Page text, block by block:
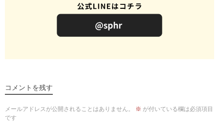
コメントを残す
メールアドレスが公開されることはありません。 ※ が付いている欄は必須項目
です